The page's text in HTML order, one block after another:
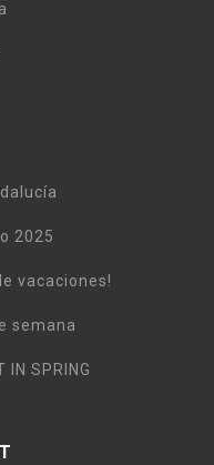
2025
vacaciones!
semana
IN SPRING